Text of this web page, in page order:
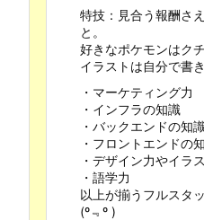
特技：見合う報酬さ
と。
好きなポケモンはク
イラストは自分で書き
・マーケティング力
・インフラの知識
・バックエンドの知
・フロントエンドの
・デザイン力やイラ
・語学力
以上が揃うフルスタ
(º﹃º )